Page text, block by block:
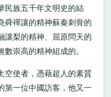
族五千年文明史的結
舜禪讓的精神蘇秦刺骨的
讓梨的精神、屈原問天的
崇高的精神組成的。
使者，憑藉超人的素質
第一位中國訪客，他又一